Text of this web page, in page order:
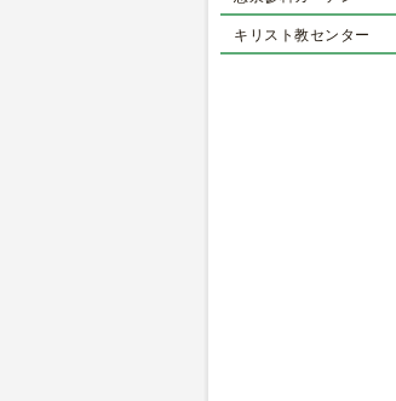
キリスト教センター